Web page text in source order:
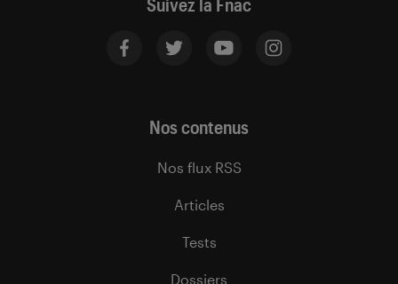
Suivez la Fnac
Nos contenus
Nos flux RSS
Articles
Tests
Dossiers